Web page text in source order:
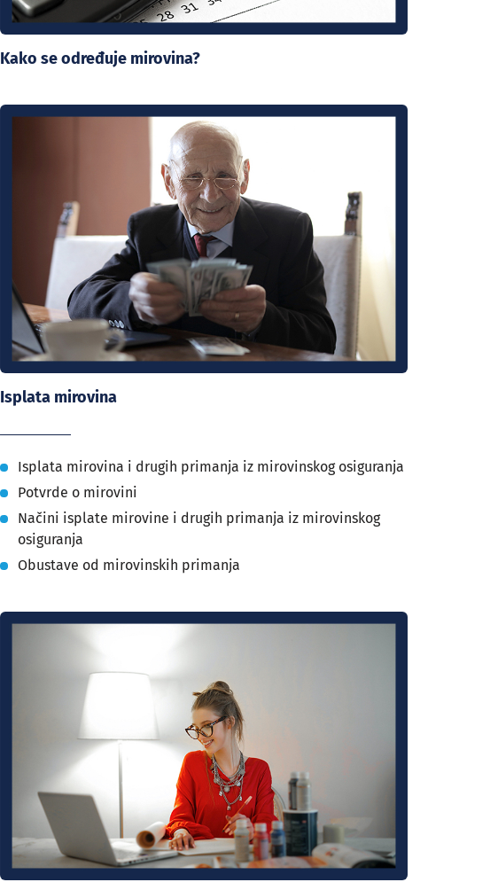
Kako se određuje mirovina?
Isplata mirovina
Isplata mirovina i drugih primanja iz mirovinskog osiguranja
Potvrde o mirovini
Načini isplate mirovine i drugih primanja iz mirovinskog
osiguranja
Obustave od mirovinskih primanja